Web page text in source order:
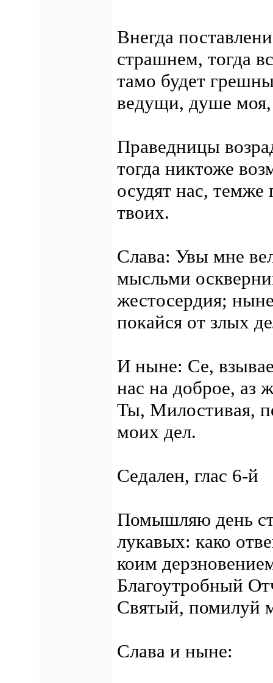
Внегда
страшнем, тогда
тамо будет
ведущи, душе моя,
Праведницы
тогда никтоже
осудят нас, темже
твоих.
Слава: Увы мне
мысльми
жестосердия;
покайся от злых
И ныне: Се,
нас на доброе, аз
Ты, Милостивая,
моих дел.
Седален, глас 6-й
Помышляю день
лукавых: како
коим
Благоутробный
Святый, помилуй
Слава и ныне: